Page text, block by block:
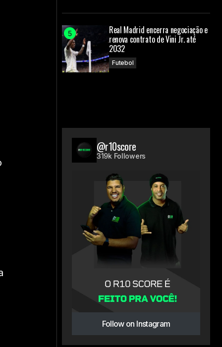
Real Madrid encerra negociação e
renova contrato de Vini Jr. até
2032
Futebol
@r10score
319k Followers
Follow on Instagram